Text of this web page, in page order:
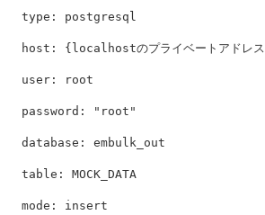
type : postgresql
host : { localhostのプライベートアドレス
user : root
password : " root"
database : embulk_out
table : MOCK_DATA
mode : insert